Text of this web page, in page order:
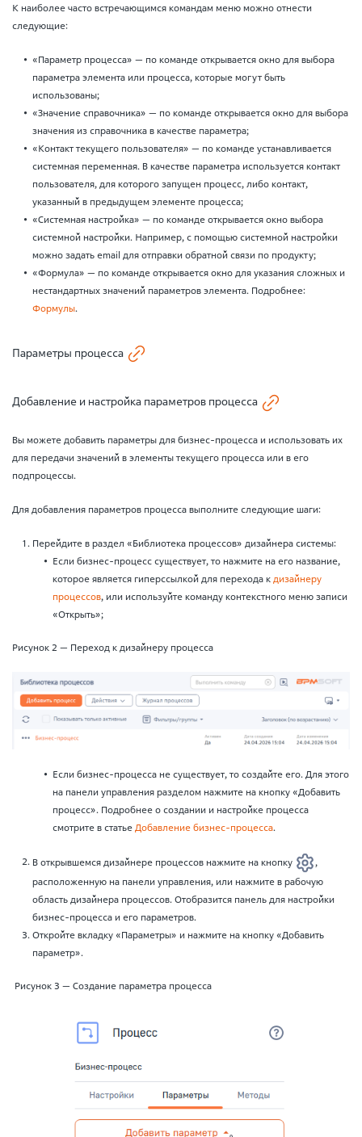
К наиболее часто встречающимся командам меню можно отнести
следующие:
«Параметр процесса» — по команде открывается окно для выбора
параметра элемента или процесса, которые могут быть
использованы;
«Значение справочника» — по команде открывается окно для выбора
значения из справочника в качестве параметра;
«Контакт текущего пользователя» — по команде устанавливается
системная переменная. В качестве параметра используется контакт
пользователя, для которого запущен процесс, либо контакт,
указанный в предыдущем элементе процесса;
«Системная настройка» — по команде открывается окно выбора
системной настройки. Например, с помощью системной настройки
можно задать email для отправки обратной связи по продукту;
«Формула» — по команде открывается окно для указания сложных и
нестандартных значений параметров элемента. Подробнее:
Формулы.
Параметры процесса
Добавление и настройка параметров процесса
Вы можете добавить параметры для бизнес-процесса и использовать их
для передачи значений в элементы текущего процесса или в его
подпроцессы.
Для добавления параметров процесса выполните следующие шаги:
Перейдите в раздел «Библиотека процессов» дизайнера системы:
Если бизнес-процесс существует, то нажмите на его название,
которое является гиперссылкой для перехода кдизайнеру
процессов, или используйте команду контекстного меню записи
«Открыть»;
Рисунок 2 — Переход к дизайнеру процесса
Если бизнес-процесса не существует, то создайте его. Для этого
на панели управления разделом нажмите на кнопку «Добавить
процесс». Подробнее о создании и настройке процесса
смотрите в статьеДобавление бизнес-процесса.
В открывшемся дизайнере процессов нажмите на кнопку
,
расположенную на панели управления, или нажмите в рабочую
область дизайнера процессов. Отобразится панель для настройки
бизнес-процесса и его параметров.
Откройте вкладку «Параметры» и нажмите на кнопку «Добавить
параметр».
Рисунок 3 — Создание параметра процесса